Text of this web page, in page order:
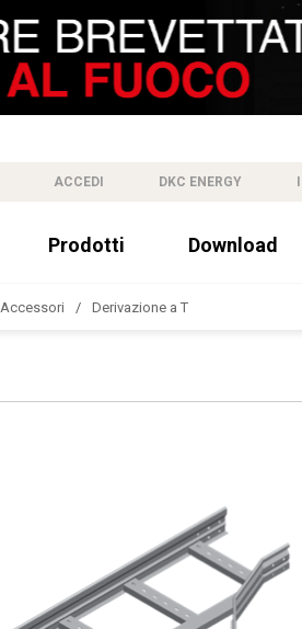
ACCEDI DKC ENERGY
Prodotti Download
Accessori Derivazione a T